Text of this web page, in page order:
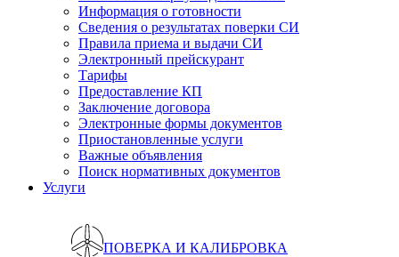
Информация о готовности
Сведения о результатах поверки СИ
Правила приема и выдачи СИ
Электронный прейскурант
Тарифы
Предоставление КП
Заключение договора
Электронные формы документов
Приостановленные услуги
Важные объявления
Поиск нормативных документов
Услуги
ПОВЕРКА И КАЛИБРОВКА